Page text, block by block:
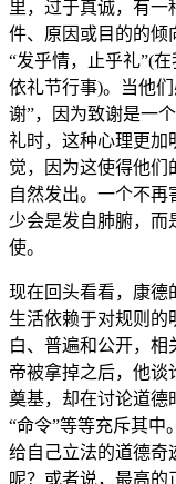
里，过于真诚，有一
件、原因或目的的倾
“发乎情，止乎礼”(
依礼节行事)。当他
谢”，因为致谢是一
礼时，这种心理更加
觉，因为这使得他们
自然发出。一个不再
少会是发自肺腑，而
使。
现在回头看看，康德
生活依赖于对规则的
白、普遍和公开，相
帝被拿掉之后，他谈
奠基，却在讨论道德
“命令”等等充斥其中
给自己立法的道德奇
呢？或者说，最高的